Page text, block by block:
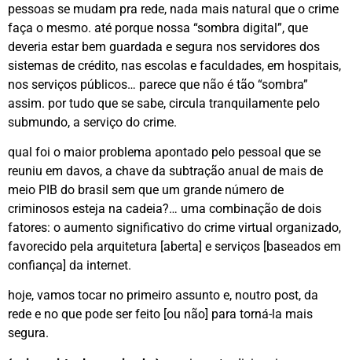
pessoas se mudam pra rede, nada mais natural que o crime
faça o mesmo. até porque nossa “sombra digital”, que
deveria estar bem guardada e segura nos servidores dos
sistemas de crédito, nas escolas e faculdades, em hospitais,
nos serviços públicos… parece que não é tão “sombra”
assim. por tudo que se sabe, circula tranquilamente pelo
submundo, a serviço do crime.
qual foi o maior problema apontado pelo pessoal que se
reuniu em davos, a chave da subtração anual de mais de
meio PIB do brasil sem que um grande número de
criminosos esteja na cadeia?… uma combinação de dois
fatores: o aumento significativo do crime virtual organizado,
favorecido pela arquitetura [aberta] e serviços [baseados em
confiança] da internet.
hoje, vamos tocar no primeiro assunto e, noutro post, da
rede e no que pode ser feito [ou não] para torná-la mais
segura.